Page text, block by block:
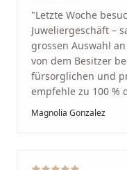
Wer Unikate,
Service und echte
richtig."
"Letzte Woche
Juweliergeschäft –
grossen Auswahl
von dem Besitzer
fürsorglichen und
empfehle zu 100 %
Schaffhausen. Ich
glücklich mit der
Magnolia Gonzalez